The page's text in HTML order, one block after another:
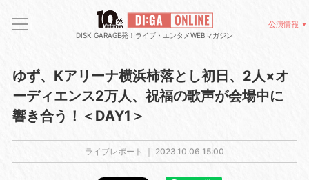
DISK GARAGE発！ライブ・エンタメWEBマガジン
公演情報
ゆず、Kアリーナ横浜柿落とし初日、2人×オ
ーディエンス2万人、祝福の歌声が会場中に
響き合う！＜DAY1＞
ライブレポート ｜ 2023.10.06 15:00